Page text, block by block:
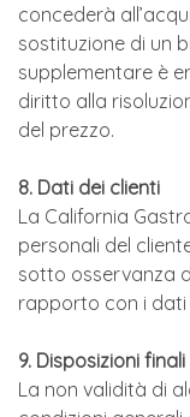
concederà
sostituzione di un
supplementare è
diritto alla
del prezzo.
8. Dati dei clienti
La California
personali del
sotto osservanza
rapporto con i dati
9. Disposizioni finali
La non validità di